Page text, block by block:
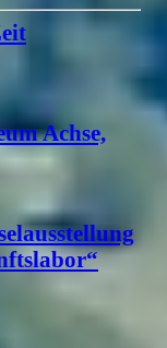
Achse,